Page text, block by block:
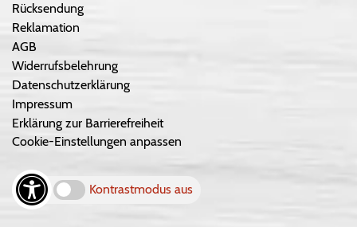
Rücksendung
Reklamation
AGB
Widerrufsbelehrung
Datenschutzerklärung
Impressum
Erklärung zur Barrierefreiheit
Cookie-Einstellungen anpassen
Kontrastmodus aus